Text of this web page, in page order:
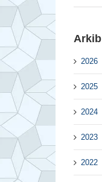
Arkib
2026
2025
2024
2023
2022